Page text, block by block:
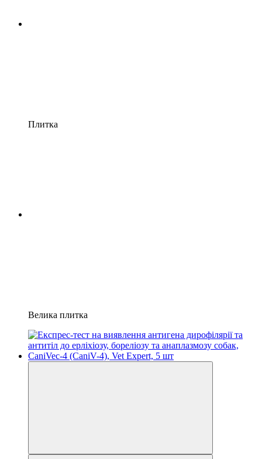
Плитка
Велика плитка